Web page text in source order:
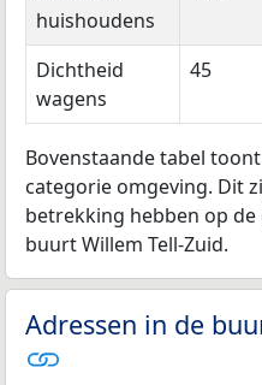
huishoudens
Dichtheid
wagens
45
Bovenstaande tabel
categorie omgeving. Dit
betrekking hebben op
buurt Willem Tell-Zuid.
Adressen in de